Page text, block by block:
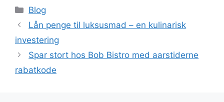
Kategorier
Blog
Lån penge til luksusmad – en kulinarisk
investering
Spar stort hos Bob Bistro med aarstiderne
rabatkode